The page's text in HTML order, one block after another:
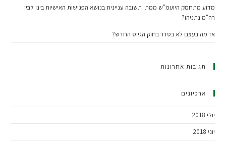
מדוע מתחמק היועמ"ש ממתן תשובה עניינית בנושא הפגישות האישיות בינו לבין
רה"מ נתניהו?
אז מה בעצם לא בסדר בחוק הגיוס החדש?
תגובות אחרונות
ארכיונים
יולי 2018
יוני 2018